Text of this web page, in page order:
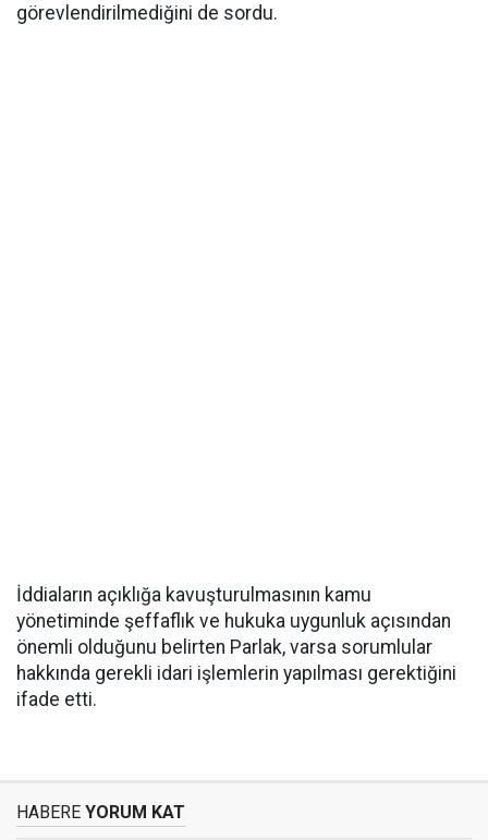
görevlendirilmediğini de sordu.
İddiaların açıklığa kavuşturulmasının kamu
yönetiminde şeffaflık ve hukuka uygunluk açısından
önemli olduğunu belirten Parlak, varsa sorumlular
hakkında gerekli idari işlemlerin yapılması gerektiğini
ifade etti.
HABERE YORUM KAT